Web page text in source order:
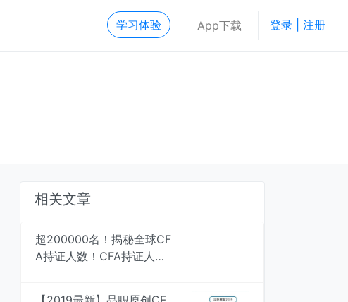
学习体验 App下载 登录 | 注册
相关文章
超200000名！揭秘全球CF
A持证人数！CFA持证人最